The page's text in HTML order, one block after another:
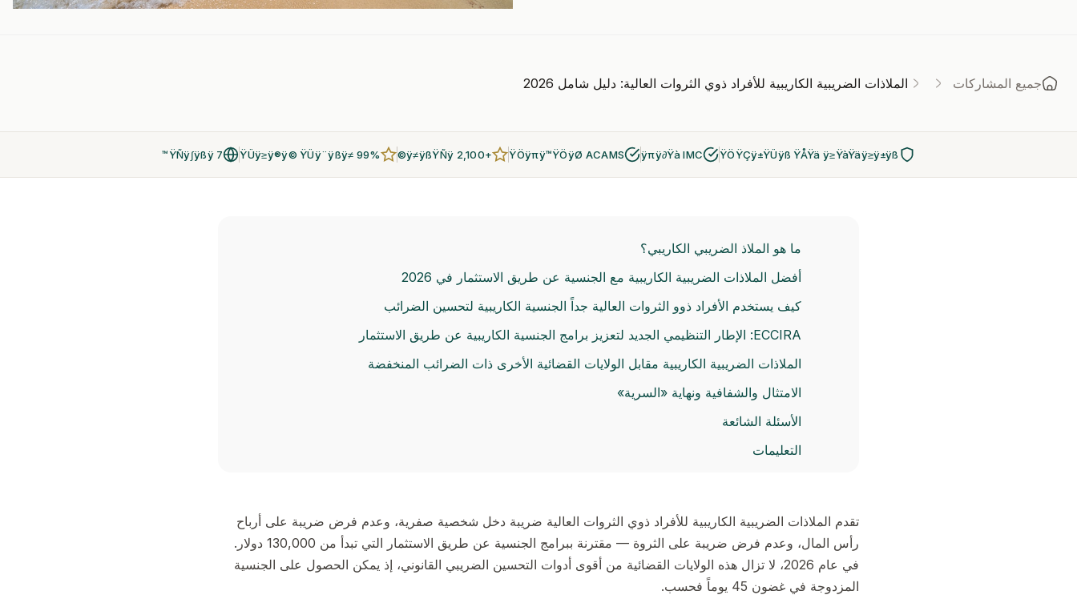
جميع المشاركات الملاذات الضريبية الكاريبية للأفراد ذوي الثروات العالية: دليل شامل 2026
ŸÖŸÇÿ±ŸÜÿß ŸÅŸä ÿ≥ŸàŸäÿ≥ÿ±ÿß
ÿπÿ∂Ÿà IMC
ŸÖÿπÿ™ŸÖÿØ ACAMS
+2,100 ÿ≠ÿßŸÑÿ©
ŸÜÿ≥ÿ®ÿ© ŸÜÿ¨ÿßÿ≠ 99%
7 ŸÑÿ∫ÿßÿ™
ما هو الملاذ الضريبي الكاريبي؟
أفضل الملاذات الضريبية الكاريبية مع الجنسية عن طريق الاستثمار في 2026
كيف يستخدم الأفراد ذوو الثروات العالية جداً الجنسية الكاريبية لتحسين الضرائب
ECCIRA: الإطار التنظيمي الجديد لتعزيز برامج الجنسية الكاريبية عن طريق الاستثمار
الملاذات الضريبية الكاريبية مقابل الولايات القضائية الأخرى ذات الضرائب المنخفضة
الامتثال والشفافية ونهاية «السرية»
الأسئلة الشائعة
التعليمات
تقدم الملاذات الضريبية الكاريبية للأفراد ذوي الثروات العالية ضريبة دخل شخصية صفرية، وعدم فرض ضريبة على أرباح
رأس المال، وعدم فرض ضريبة على الثروة — مقترنة ببرامج الجنسية عن طريق الاستثمار التي تبدأ من 130,000 دولار.
في عام 2026، لا تزال هذه الولايات القضائية من أقوى أدوات التحسين الضريبي القانوني، إذ يمكن الحصول على الجنسية
المزدوجة في غضون 45 يوماً فحسب.